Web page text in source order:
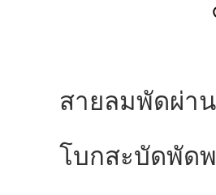
สายลมพัดผ่า
โบกสะบัดพัด